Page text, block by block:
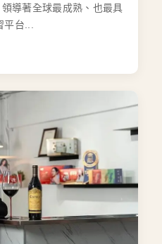
導著全球最成熟、也最具
台...